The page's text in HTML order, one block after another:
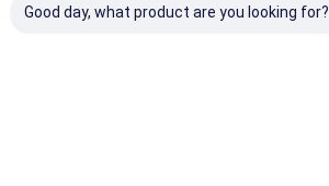
Good day, what product are you looking for?